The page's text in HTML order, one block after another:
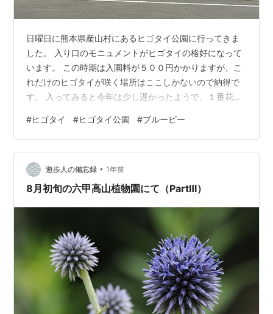
日曜日に熊本県産山村にあるヒゴタイ公園に行ってきま
した。 入り口のモニュメントがヒゴタイの格好になって
います。 この時期は入園料が５００円かかりますが、こ
れだけのヒゴタイが咲く場所はここしかないので納得で
す。 入ってみると今年は少し遅かったようで、１番花は
ょうど満開のものもありました。 かわいいですね。一つ
一つの花は五枚の花びらがあります。 今はヒゴタイだけ
でなくいろいろな花が咲いています。でも少し遅かった
ようです。 まずはミソハギです あちこちに群落があり、
よくブルービーが来ているようです。 カワラナデシコで
#ヒゴタイ #ヒゴタイ公園 #ブルービー
遊歩人の備忘録 • 1年前
8月初旬の六甲高山植物園にて（PartⅢ）